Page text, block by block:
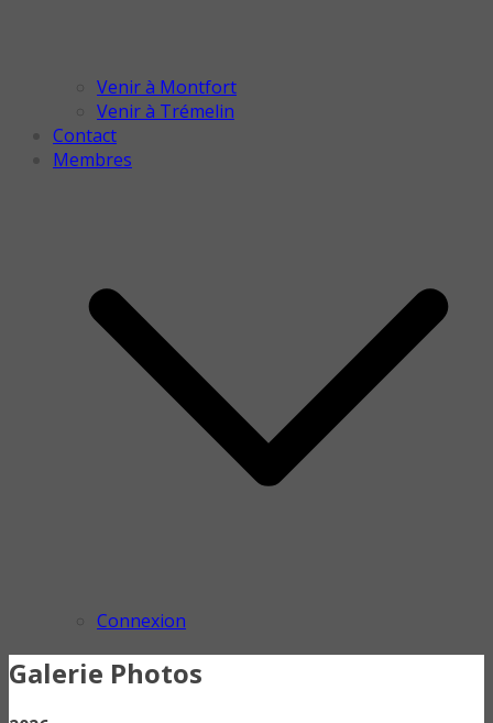
Venir à Montfort
Venir à Trémelin
Contact
Membres
Connexion
Galerie Photos